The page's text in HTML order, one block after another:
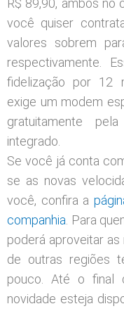
R$ 89,90, ambos
você quiser
valores sobrem
respectivamente.
fidelização por 12
exige um modem
gratuitamente
integrado.
Se você já conta
se as novas
você, confira a
companhia. Para
poderá aproveitar as
de outras regiões
pouco. Até o final
novidade esteja